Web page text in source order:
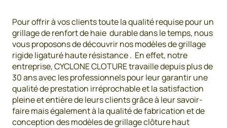
Pour offrir à vos clients toute la qualité requise pour un
grillage de renfort de haie durable dans le temps, nous
vous proposons de découvrir nos modèles de grillage
rigide ligaturé haute résistance . En effet, notre
entreprise, CYCLONE CLOTURE travaille depuis plus de
30 ans avec les professionnels pour leur garantir une
qualité de prestation irréprochable et la satisfaction
pleine et entière de leurs clients grâce à leur savoir-
faire mais également à la qualité de fabrication et de
conception des modèles de grillage clôture haut